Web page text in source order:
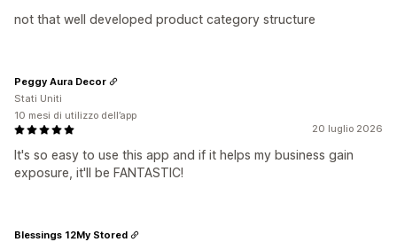
not that well developed product category structure
20 luglio 2026
It's so easy to use this app and if it helps my business gain
exposure, it'll be FANTASTIC!
Peggy Aura Decor
Stati Uniti
10 mesi di utilizzo dell’app
Blessings 12My Stored